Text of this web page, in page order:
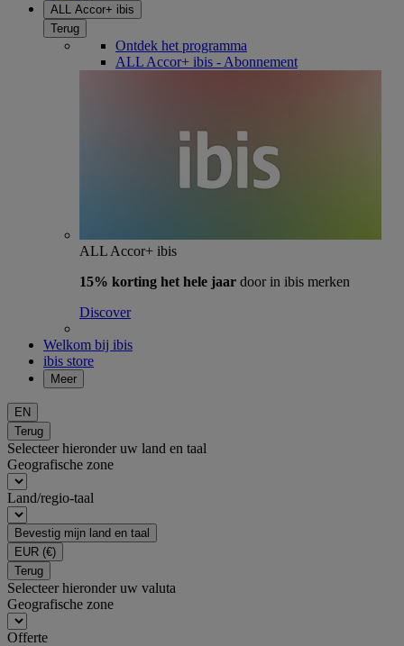
ALL Accor+ ibis
Terug
Ontdek het programma
ALL Accor+ ibis - Abonnement
ALL Accor+ ibis
15% korting het hele jaar door in ibis merken
Discover
Welkom bij ibis
ibis store
Meer
EN
Terug
Selecteer hieronder uw land en taal
Geografische zone
Land/regio-taal
Bevestig mijn land en taal
EUR (€)
Terug
Selecteer hieronder uw valuta
Geografische zone
Offerte